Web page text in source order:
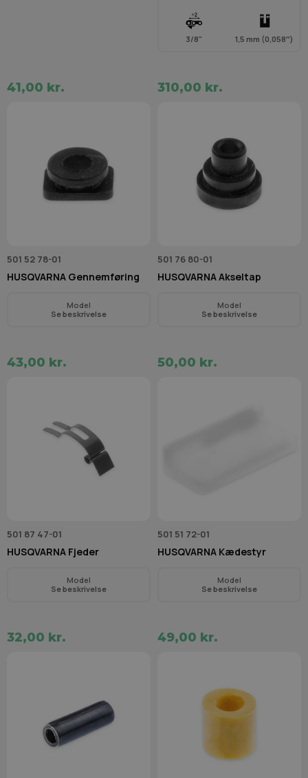
41,00 kr.
3/8" 1,5 mm (0,058″)
310,00 kr.
501 52 78-01
HUSQVARNA Gennemføring
Model
Se beskrivelse
43,00 kr.
501 76 80-01
HUSQVARNA Akseltap
Model
Se beskrivelse
50,00 kr.
501 87 47-01
HUSQVARNA Fjeder
Model
Se beskrivelse
32,00 kr.
501 51 72-01
HUSQVARNA Kædestyr
Model
Se beskrivelse
49,00 kr.